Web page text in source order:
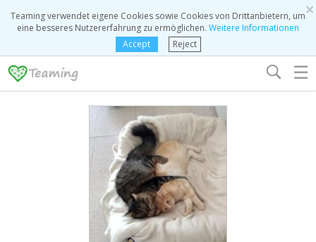
×
Teaming verwendet eigene Cookies sowie Cookies von Drittanbietern, um
eine besseres Nutzererfahrung zu ermöglichen. Weitere Informationen
Accept
Reject
☰